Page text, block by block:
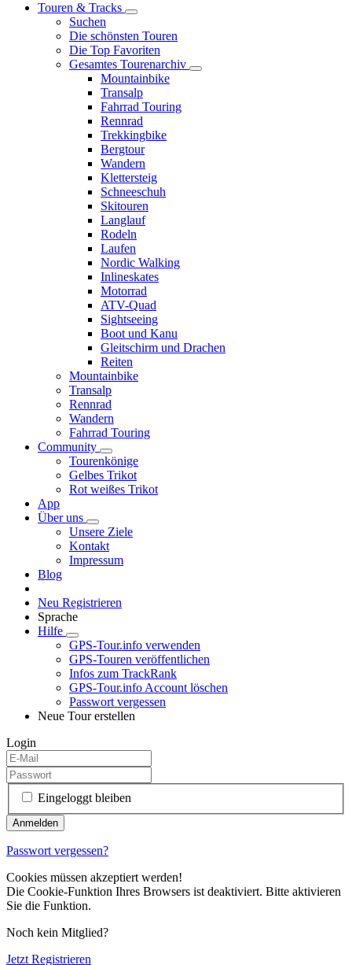
Touren & Tracks
Suchen
Die schönsten Touren
Die Top Favoriten
Gesamtes Tourenarchiv
Mountainbike
Transalp
Fahrrad Touring
Rennrad
Trekkingbike
Bergtour
Wandern
Klettersteig
Schneeschuh
Skitouren
Langlauf
Rodeln
Laufen
Nordic Walking
Inlineskates
Motorrad
ATV-Quad
Sightseeing
Boot und Kanu
Gleitschirm und Drachen
Reiten
Mountainbike
Transalp
Rennrad
Wandern
Fahrrad Touring
Community
Tourenkönige
Gelbes Trikot
Rot weißes Trikot
App
Über uns
Unsere Ziele
Kontakt
Impressum
Blog
Neu Registrieren
Sprache
Hilfe
GPS-Tour.info verwenden
GPS-Touren veröffentlichen
Infos zum TrackRank
GPS-Tour.info Account löschen
Passwort vergessen
Neue Tour erstellen
Login
Eingeloggt bleiben
Passwort vergessen?
Cookies müssen akzeptiert werden!
Die Cookie-Funktion Ihres Browsers ist deaktiviert. Bitte aktivieren
Sie die Funktion.
Noch kein Mitglied?
Jetzt Registrieren